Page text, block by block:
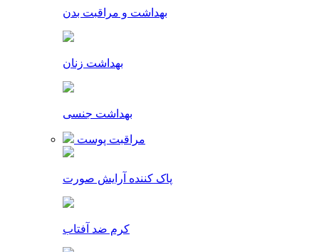
بهداشت و مراقبت بدن
بهداشت زنان
بهداشت جنسی
مراقبت پوست
پاک کننده آرایش صورت
کرم ضد آفتاب